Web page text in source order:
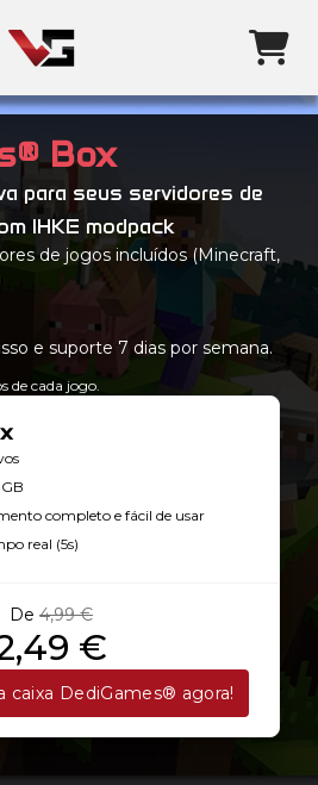
Box
para seus servidores de
IHKE modpack
de jogos incluídos (Minecraft,
e suporte 7 dias por semana.
de cada jogo.
completo e fácil de usar
real (5s)
De 4,99 €
€
caixa DediGames® agora!